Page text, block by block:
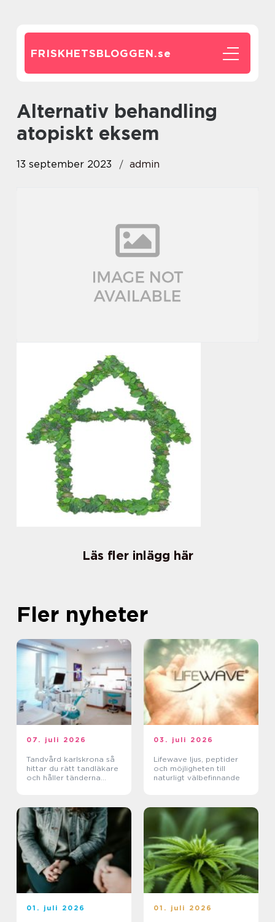
FRISKHETSBLOGGEN.se
alternativ behandling
atopiskt eksem
13 september 2023 admin
Läs fler inlägg här
Fler nyheter
07. juli 2026
Tandvård karlskrona så
hittar du rätt tandläkare
och håller tänderna
03. juli 2026
Lifewave ljus, peptider
och möjligheten till
naturligt välbefinnande
01. juli 2026 01. juli 2026